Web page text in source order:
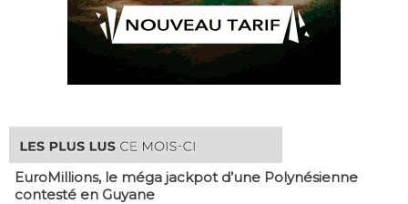
EuroMillions, ​le méga jackpot d’une Polynésienne
contesté en Guyane